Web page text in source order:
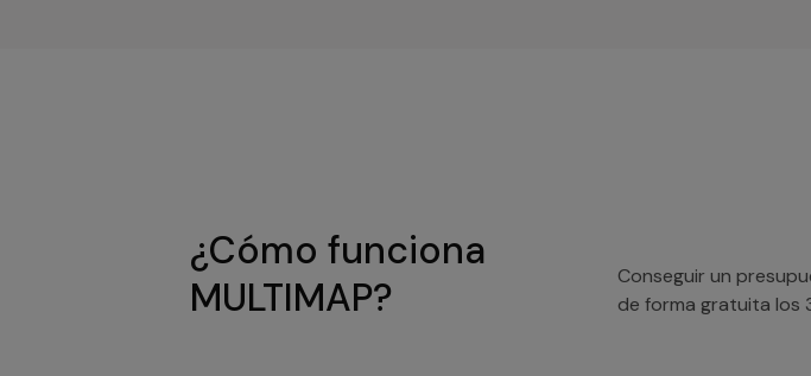
¿Cómo funciona
MULTIMAP?
Conseguir un
de forma gratuita los